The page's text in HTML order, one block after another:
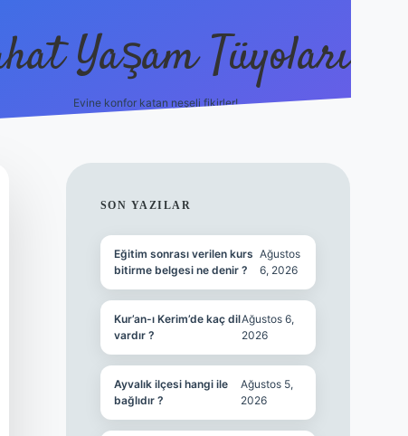
Yaşam Tüyoları
Evine konfor katan neşeli fikirler!
SIDEBAR
SON YAZILAR
Eğitim sonrası verilen kurs
bitirme belgesi ne denir ?
Ağustos
6, 2026
Kur’an-ı Kerim’de kaç dil
vardır ?
Ağustos 6,
2026
Ayvalık ilçesi hangi ile
bağlıdır ?
Ağustos 5,
2026
ilbet canlı maç